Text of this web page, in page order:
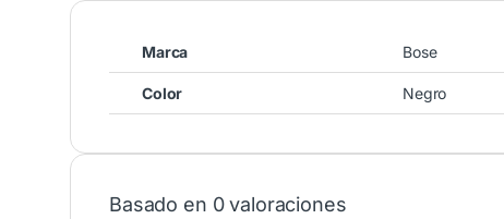
Marca Bose
Color Negro
Basado en 0 valoraciones